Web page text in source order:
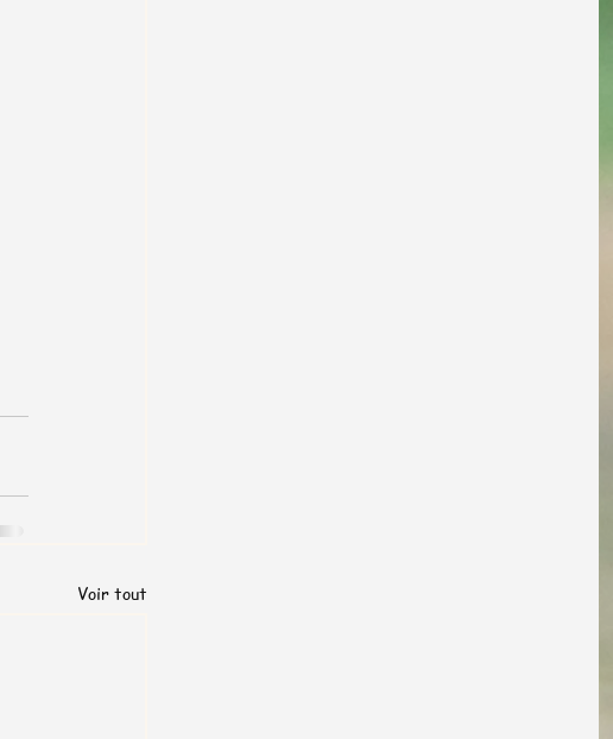
Voir tout